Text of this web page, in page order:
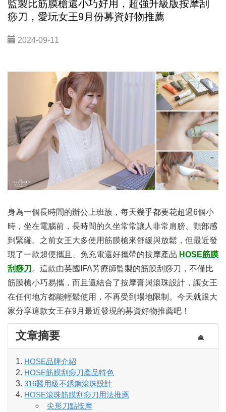
監製比筋膜槍還小巧好用，超強升級版按摩刮
痧刀，愛玩女王9月份募資好物推薦
2024-09-11
身為一個長時間的辦公上班族，每天幾乎都要花超過6個小
時，坐在電腦前，長時間的久坐常常讓人非常肩膀、頸部感
到緊繃。之前女王大多使用筋膜槍來舒緩與放鬆，但最近發
現了一款超便攜且、免充電還好攜帶的按摩產品 HOSE筋膜
刮痧刀 。這款由英國IFA芳療師監製的筋膜刮痧刀，不僅比
筋膜槍小巧易攜，而且還結合了按摩膏與滾珠設計，讓女王
在任何地方都能輕鬆使用，不再受到場地限制。今天就跟大
家分享這款女王在9月最近發現的募資好物推薦吧！
⏏
文章摘要
HOSE品牌介紹
HOSE筋膜刮痧刀產品特色
316醫用級不銹鋼滾珠設計
HOSE滾珠筋膜刮痧刀用法推薦
尖形刀點按摩